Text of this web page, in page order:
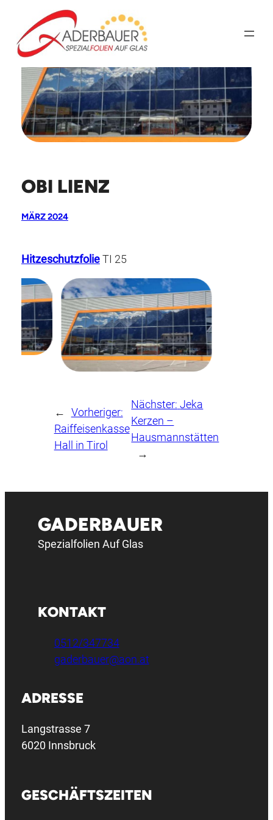
Inhalt
springen
OBI LIENZ
MÄRZ 2024
HitzeschutzfolieTI 25
←
Vorheriger:
Raiffeisenkasse
Hall in Tirol
Nächster: Jeka
Kerzen –
Hausmannstätten
→
GADERBAUER
Spezialfolien Auf Glas
KONTAKT
0512/347734
gaderbauer@aon.at
ADRESSE
Langstrasse 7
6020 Innsbruck
GESCHÄFTSZEITEN